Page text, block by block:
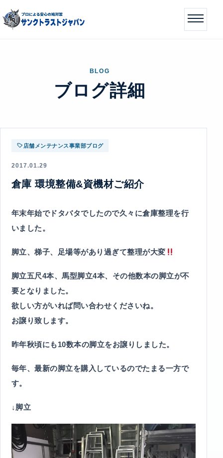
BLOG
ブログ詳細
店舗メンテナンス事業部ブログ
2017.01.29
倉庫 環境整備&資機材ご紹介
年末年始でドタバタでしたので久々に倉庫整理を行
いました。
脚立、梯子、足場等があり過ぎて整理が大変
脚立五尺4本、馬型脚立4本、その他数本の脚立が不
要となりました。
欲しい方がいれば問い合わせくださいね。
お譲り致します。
昨年秋頃にも10数本の脚立をお譲りしました。
毎年、最新の脚立を購入しているのでたまる一方で
す。
↓脚立